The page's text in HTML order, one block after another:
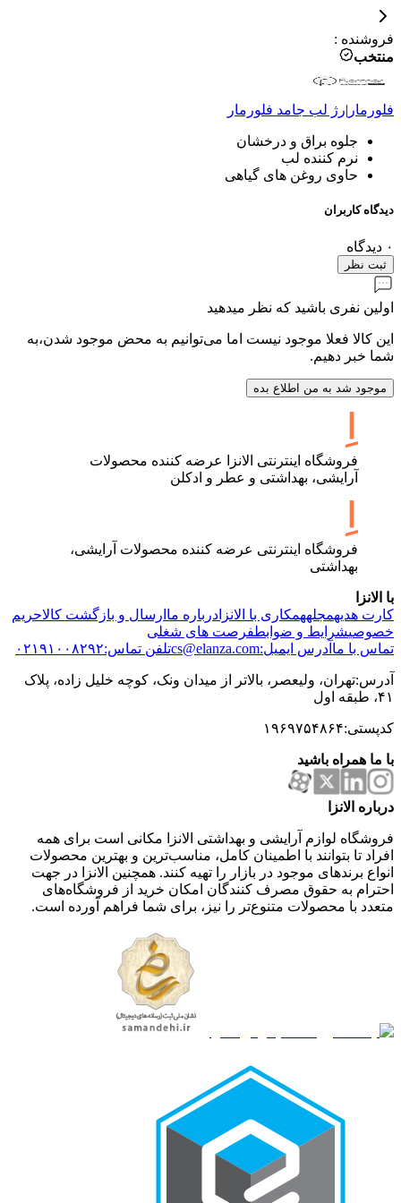
فروشنده :
منتخب
فلورمار |رژ لب جامد فلورمار
جلوه براق و درخشان
نرم کننده لب
حاوی روغن های گیاهی
دیدگاه کاربران
۰ دیدگاه
ثبت نظر
اولین نفری باشید که نظر میدهید
این کالا فعلا موجود نیست اما می‌توانیم به محض موجود شدن،به
شما خبر دهیم.
موجود شد به من اطلاع بده
فروشگاه اینترنتی الانزا عرضه کننده محصولات
آرایشی، بهداشتی و عطر و ادکلن
فروشگاه اینترنتی عرضه کننده محصولات آرایشی،
بهداشتی
با الانزا
کارت هدیهمجلههمکاری با الانزا درباره ما ارسال و بازگشت کالاحریم
خصوصیشرایط و ضوابطفرصت های شغلی
تماس با ما آدرس ایمیل:cs@elanza.com تلفن تماس:۰۲۱۹۱۰۰۸۲۹۲
آدرس:تهران، ولیعصر، بالاتر از میدان ونک، کوچه خلیل زاده، پلاک
۴۱، طبقه اول
کدپستی:۱۹۶۹۷۵۴۸۶۴
با ما همراه باشید
درباره الانزا
فروشگاه لوازم آرایشی و بهداشتی الانزا مکانی است برای همه
افراد تا بتوانند با اطمینان کامل، مناسب‌ترین و بهترین محصولات
انواع برندهای موجود در بازار را تهیه کنند. همچنین الانزا در جهت
احترام به حقوق مصرف کنندگان امکان خرید از فروشگاه‌های
متعدد با محصولات متنوع‌تر را نیز، برای شما فراهم آورده است.